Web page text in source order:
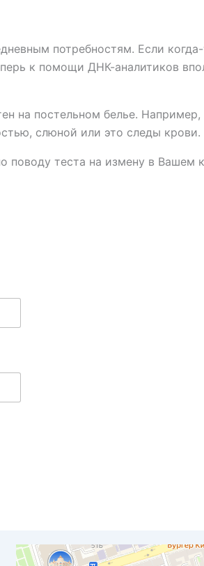
потребностям. Если
к помощи ДНК-аналитиков
на постельном белье.
слюной или это следы крови.
теста на измену в Вашем
Открытый мир
Бюро переводов в Ростове‑на‑Дону